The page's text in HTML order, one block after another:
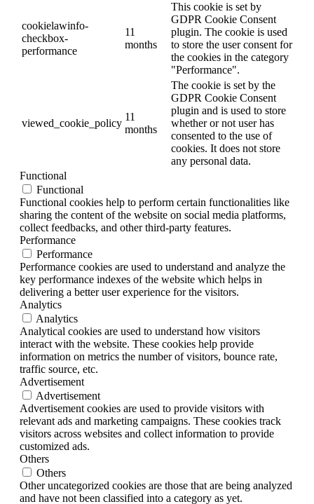
cookielawinfo-
checkbox-
performance
11
months
This cookie is set by
GDPR Cookie Consent
plugin. The cookie is used
to store the user consent for
the cookies in the category
"Performance".
viewed_cookie_policy
11
months
The cookie is set by the
GDPR Cookie Consent
plugin and is used to store
whether or not user has
consented to the use of
cookies. It does not store
any personal data.
Functional
Functional
Functional cookies help to perform certain functionalities like
sharing the content of the website on social media platforms,
collect feedbacks, and other third-party features.
Performance
Performance
Performance cookies are used to understand and analyze the
key performance indexes of the website which helps in
delivering a better user experience for the visitors.
Analytics
Analytics
Analytical cookies are used to understand how visitors
interact with the website. These cookies help provide
information on metrics the number of visitors, bounce rate,
traffic source, etc.
Advertisement
Advertisement
Advertisement cookies are used to provide visitors with
relevant ads and marketing campaigns. These cookies track
visitors across websites and collect information to provide
customized ads.
Others
Others
Other uncategorized cookies are those that are being analyzed
and have not been classified into a category as yet.